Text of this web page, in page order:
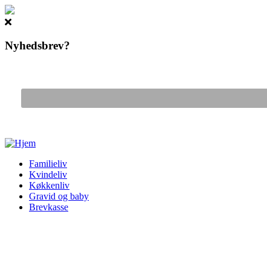
Nyhedsbrev?
Gå til hovedindhold
Familieliv
Kvindeliv
Køkkenliv
Gravid og baby
Brevkasse